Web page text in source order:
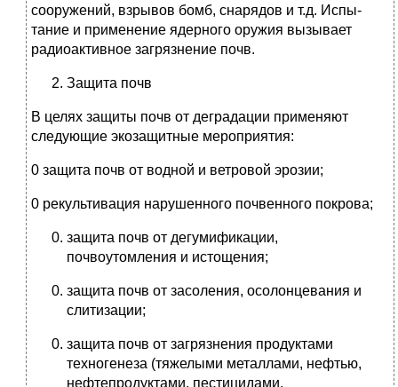
сооружений, взрывов бомб, снарядов и т.д. Испы­
тание и применение ядерного оружия вызывает
радиоактив­ное загрязнение почв.
Защита почв
В целях защиты почв от деградации применяют
следующие экозащитные мероприятия:
0 защита почв от водной и ветровой эрозии;
0 рекультивация нарушенного почвенного покрова;
защита почв от дегумификации,
почвоутомления и ис­тощения;
защита почв от засоления, осолонцевания и
слитизации;
защита почв от загрязнения продуктами
техногенеза (тя­желыми металлами, нефтью,
нефтепродуктами, пести­цидами,